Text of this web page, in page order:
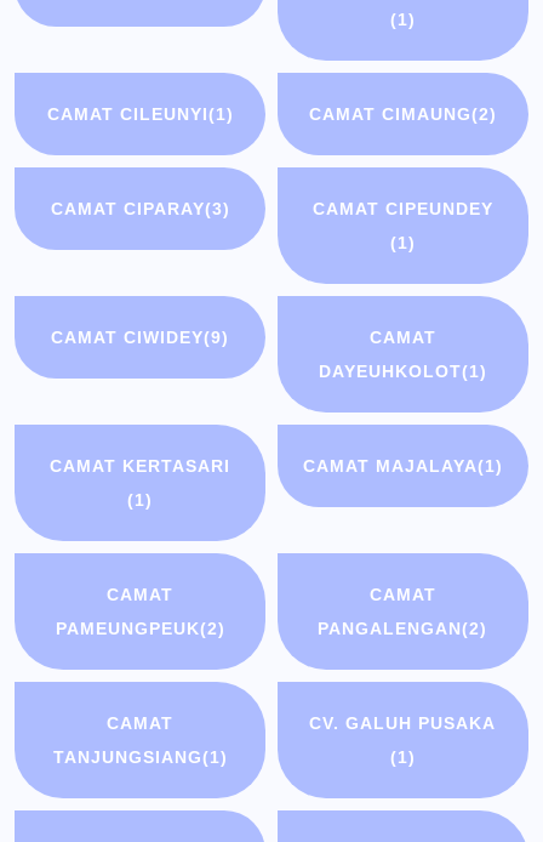
(1)
CAMAT CILEUNYI(1) CAMAT CIMAUNG(2)
CAMAT CIPARAY(3)
CAMAT CIPEUNDEY
(1)
CAMAT CIWIDEY(9)
CAMAT
DAYEUHKOLOT(1)
CAMAT KERTASARI
(1)
CAMAT MAJALAYA(1)
CAMAT
PAMEUNGPEUK(2)
CAMAT
PANGALENGAN(2)
CAMAT
TANJUNGSIANG(1)
CV. GALUH PUSAKA
(1)